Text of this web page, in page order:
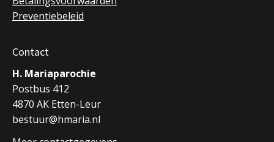
Preventiebeleid
Contact
H. Mariaparochie
Postbus 412
4870 AK Etten-Leur
bestuur@hmaria.nl